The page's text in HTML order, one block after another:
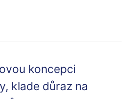
koncepci
klade důraz na